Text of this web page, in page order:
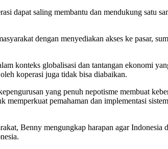
dapat saling membantu dan mendukung satu
dengan menyediakan akses ke pasar,
konteks globalisasi dan tantangan ekonomi
koperasi juga tidak bisa diabaikan.
yang penuh nepotisme membuat
pemahaman dan implementasi
Benny mengungkap harapan agar